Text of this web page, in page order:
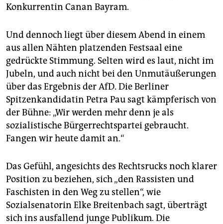
Konkurrentin Canan Bayram.
Und dennoch liegt über diesem Abend in einem
aus allen Nähten platzenden Festsaal eine
gedrückte Stimmung. Selten wird es laut, nicht im
Jubeln, und auch nicht bei den Unmutäußerungen
über das Ergebnis der AfD. Die Berliner
Spitzenkandidatin Petra Pau sagt kämpferisch von
der Bühne: „Wir werden mehr denn je als
sozialistische Bürgerrechtspartei gebraucht.
Fangen wir heute damit an.“
Das Gefühl, angesichts des Rechtsrucks noch klarer
Position zu beziehen, sich „den Rassisten und
Faschisten in den Weg zu stellen“, wie
Sozialsenatorin Elke Breitenbach sagt, überträgt
sich ins ausfallend junge Publikum. Die